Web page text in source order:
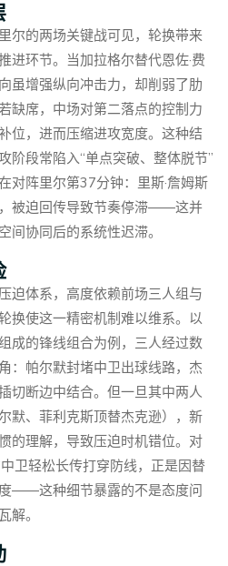
尔的两场关键战可见，轮换带来
进环节。当加拉格尔替代恩佐·费
虽增强纵向冲击力，却削弱了肋
缺席，中场对第二落点的控制力
位，进而压缩进攻宽度。这种结
阶段常陷入“单点突破、整体脱节”
对阵里尔第37分钟：里斯·詹姆斯
被迫回传导致节奏停滞——这并
间协同后的系统性迟滞。
迫体系，高度依赖前场三人组与
换使这一精密机制难以维系。以
成的锋线组合为例，三人经过数
：帕尔默封堵中卫出球线路，杰
切断边中结合。但一旦其中两人
默、菲利克斯顶替杰克逊），新
的理解，导致压迫时机错位。对
卫轻松长传打穿防线，正是因替
——这种细节暴露的不是态度问
解。